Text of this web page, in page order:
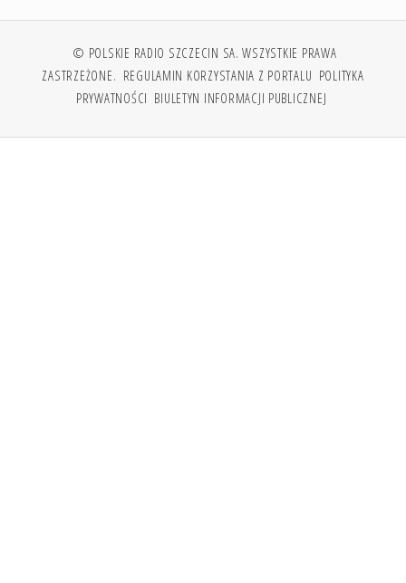
© POLSKIE RADIO SZCZECIN SA. WSZYSTKIE PRAWA
ZASTRZEŻONE. REGULAMIN KORZYSTANIA Z PORTALU POLITYKA
PRYWATNOŚCI BIULETYN INFORMACJI PUBLICZNEJ